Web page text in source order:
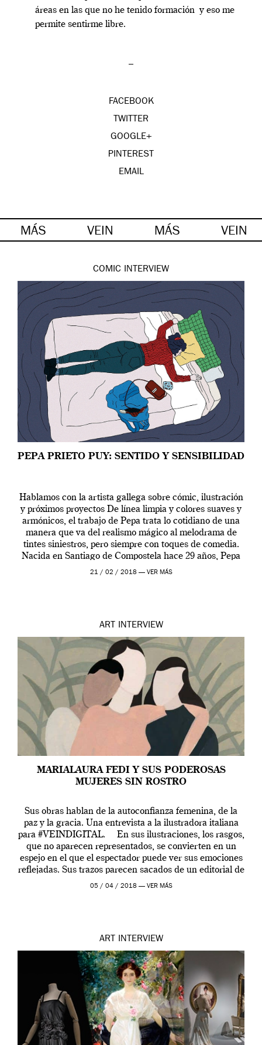
áreas en las que no he tenido formación y eso me
permite sentirme libre.
–
FACEBOOK
TWITTER
GOOGLE+
PINTEREST
EMAIL
MÁS VEIN MÁS VEIN
COMIC INTERVIEW
PEPA PRIETO PUY: SENTIDO Y SENSIBILIDAD
Hablamos con la artista gallega sobre cómic, ilustración
y próximos proyectos De línea limpia y colores suaves y
armónicos, el trabajo de Pepa trata lo cotidiano de una
manera que va del realismo mágico al melodrama de
tintes siniestros, pero siempre con toques de comedia.
Nacida en Santiago de Compostela hace 29 años, Pepa
forma […]
21 / 02 / 2018 — VER MÁS
ART INTERVIEW
MARIALAURA FEDI Y SUS PODEROSAS
MUJERES SIN ROSTRO
Sus obras hablan de la autoconfianza femenina, de la
paz y la gracia. Una entrevista a la ilustradora italiana
para #VEINDIGITAL. En sus ilustraciones, los rasgos,
que no aparecen representados, se convierten en un
espejo en el que el espectador puede ver sus emociones
reflejadas. Sus trazos parecen sacados de un editorial de
moda […]
05 / 04 / 2018 — VER MÁS
ART INTERVIEW